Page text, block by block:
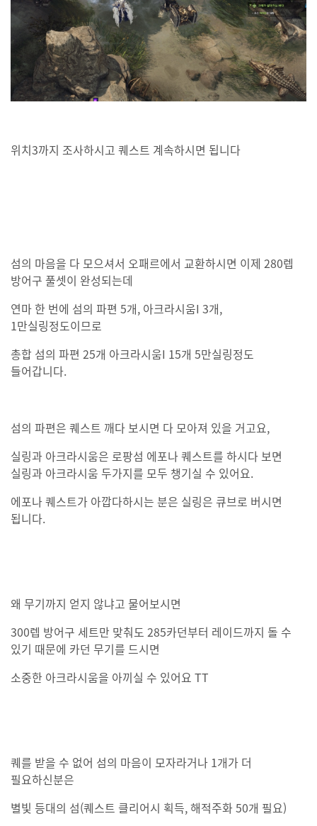
위치3까지 조사하시고 퀘스트 계속하시면 됩니다
섬의 마음을 다 모으셔서 오패르에서 교환하시면 이제 280렙
방어구 풀셋이 완성되는데
연마 한 번에 섬의 파편 5개, 아크라시움I 3개,
1만실링정도이므로
총합 섬의 파편 25개 아크라시움I 15개 5만실링정도
들어갑니다.
섬의 파편은 퀘스트 깨다 보시면 다 모아져 있을 거고요,
실링과 아크라시움은 로팡섬 에포나 퀘스트를 하시다 보면
실링과 아크라시움 두가지를 모두 챙기실 수 있어요.
에포나 퀘스트가 아깝다하시는 분은 실링은 큐브로 버시면
됩니다.
왜 무기까지 얻지 않냐고 물어보시면
300렙 방어구 세트만 맞춰도 285카던부터 레이드까지 돌 수
있기 때문에 카던 무기를 드시면
소중한 아크라시움을 아끼실 수 있어요 TT
퀘를 받을 수 없어 섬의 마음이 모자라거나 1개가 더
필요하신분은
별빛 등대의 섬(퀘스트 클리어시 획득, 해적주화 50개 필요)